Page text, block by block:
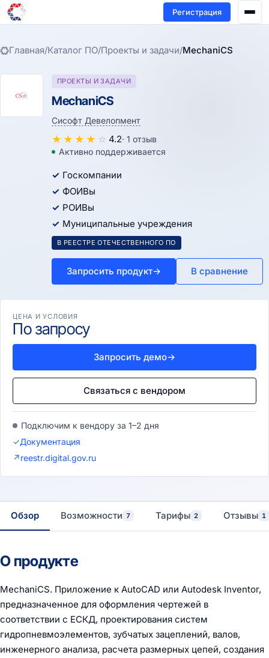
Регистрация
Главная/Каталог ПО/Проекты и задачи/MechaniCS
ПРОЕКТЫ И ЗАДАЧИ
MechaniCS
Сисофт Девелопмент
★ ★ ★ ★ ☆ 4.2· 1 отзыв
Активно поддерживается
Госкомпании
ФОИВы
РОИВы
Муниципальные учреждения
В РЕЕСТРЕ ОТЕЧЕСТВЕННОГО ПО
Запросить продукт→ В сравнение
ЦЕНА И УСЛОВИЯ
По запросу
Запросить демо→
Связаться с вендором
Подключим к вендору за 1–2 дня
✓Документация
↗reestr.digital.gov.ru
Обзор Возможности 7 Тарифы 2 Отзывы 1
О продукте
MechaniCS. Приложение к AutoCAD или Autodesk Inventor,
предназначенное для оформления чертежей в
соответствии с ЕСКД, проектирования систем
гидропневмоэлементов, зубчатых зацеплений, валов,
инженерного анализа, расчета размерных цепей, создания